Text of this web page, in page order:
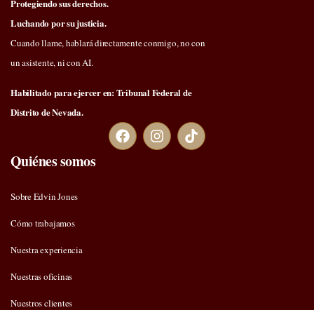
Protegiendo sus derechos.
Luchando por su justicia.
Cuando llame, hablará directamente conmigo, no con
un asistente, ni con AI.
Habilitado para ejercer en: Tribunal Federal de
Distrito de Nevada.
Quiénes somos
Sobre Edvin Jones
Cómo trabajamos
Nuestra experiencia
Nuestras oficinas
Nuestros clientes